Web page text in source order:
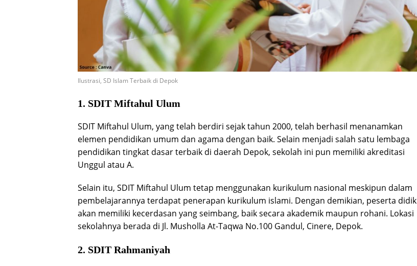
Ilustrasi, SD Islam Terbaik di Depok
1. SDIT Miftahul Ulum
SDIT Miftahul Ulum, yang telah berdiri sejak tahun 2000, telah berhasil menanamkan
elemen pendidikan umum dan agama dengan baik. Selain menjadi salah satu lembaga
pendidikan tingkat dasar terbaik di daerah Depok, sekolah ini pun memiliki akreditasi
Unggul atau A.
Selain itu, SDIT Miftahul Ulum tetap menggunakan kurikulum nasional meskipun dalam
pembelajarannya terdapat penerapan kurikulum islami. Dengan demikian, peserta didik
akan memiliki kecerdasan yang seimbang, baik secara akademik maupun rohani. Lokasi
sekolahnya berada di Jl. Musholla At-Taqwa No.100 Gandul, Cinere, Depok.
2. SDIT Rahmaniyah